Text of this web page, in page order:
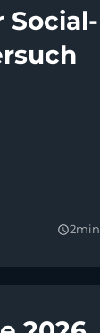
Social-
query_builder2min